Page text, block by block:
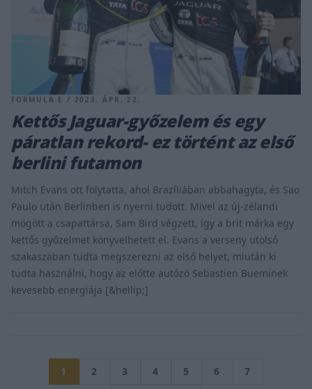
FORMULA E / 2023. ÁPR. 22.
Kettős Jaguar-győzelem és egy
páratlan rekord- ez történt az első
berlini futamon
Mitch Evans ott folytatta, ahol Brazíliában abbahagyta, és Sao
Paulo után Berlinben is nyerni tudott. Mivel az új-zélandi
mögött a csapattársa, Sam Bird végzett, így a brit márka egy
kettős győzelmet könyvelhetett el. Evans a verseny utolsó
szakaszában tudta megszerezni az első helyet, miután ki
tudta használni, hogy az előtte autózó Sebastien Bueminek
kevesebb energiája [&hellip;]
1 2 3 4 5 6
7